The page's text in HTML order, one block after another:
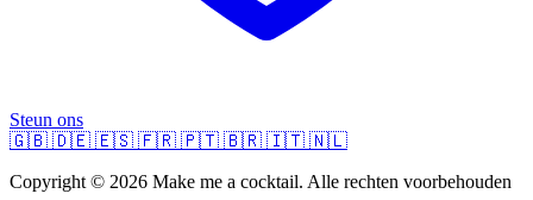
Steun ons
🇬🇧 🇩🇪 🇪🇸 🇫🇷 🇵🇹 🇧🇷 🇮🇹 🇳🇱
Copyright © 2026 Make me a cocktail. Alle rechten voorbehouden